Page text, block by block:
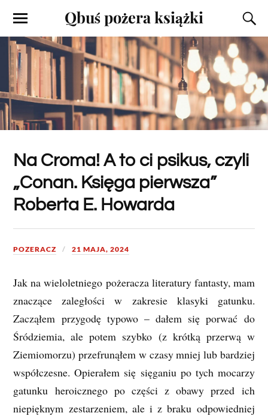
Qbuś pożera książki
Na Croma! A to ci psikus, czyli
„Conan. Księga pierwsza”
Roberta E. Howarda
POZERACZ 21 MAJA, 2024
Jak na wieloletniego pożeracza literatury fantasty, mam
znaczące zaległości w zakresie klasyki gatunku.
Zacząłem przygodę typowo – dałem się porwać do
Śródziemia, ale potem szybko (z krótką przerwą w
Ziemiomorzu) przefrunąłem w czasy mniej lub bardziej
współczesne. Opierałem się sięganiu po tych mocarzy
gatunku heroicznego po części z obawy przed ich
niepięknym zestarzeniem, ale i z braku odpowiedniej